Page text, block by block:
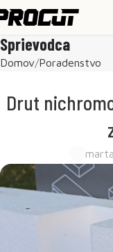
Sprievodca
Domov Poradenstvo
Drut
marta